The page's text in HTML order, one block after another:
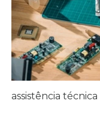
assistência